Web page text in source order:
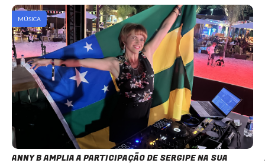
MÚSICA
ANNY B AMPLIA A PARTICIPAÇÃO DE SERGIPE NA SUA